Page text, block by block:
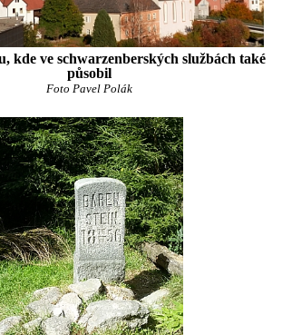
kde ve schwarzenberských službách také
působil
Foto Pavel Polák